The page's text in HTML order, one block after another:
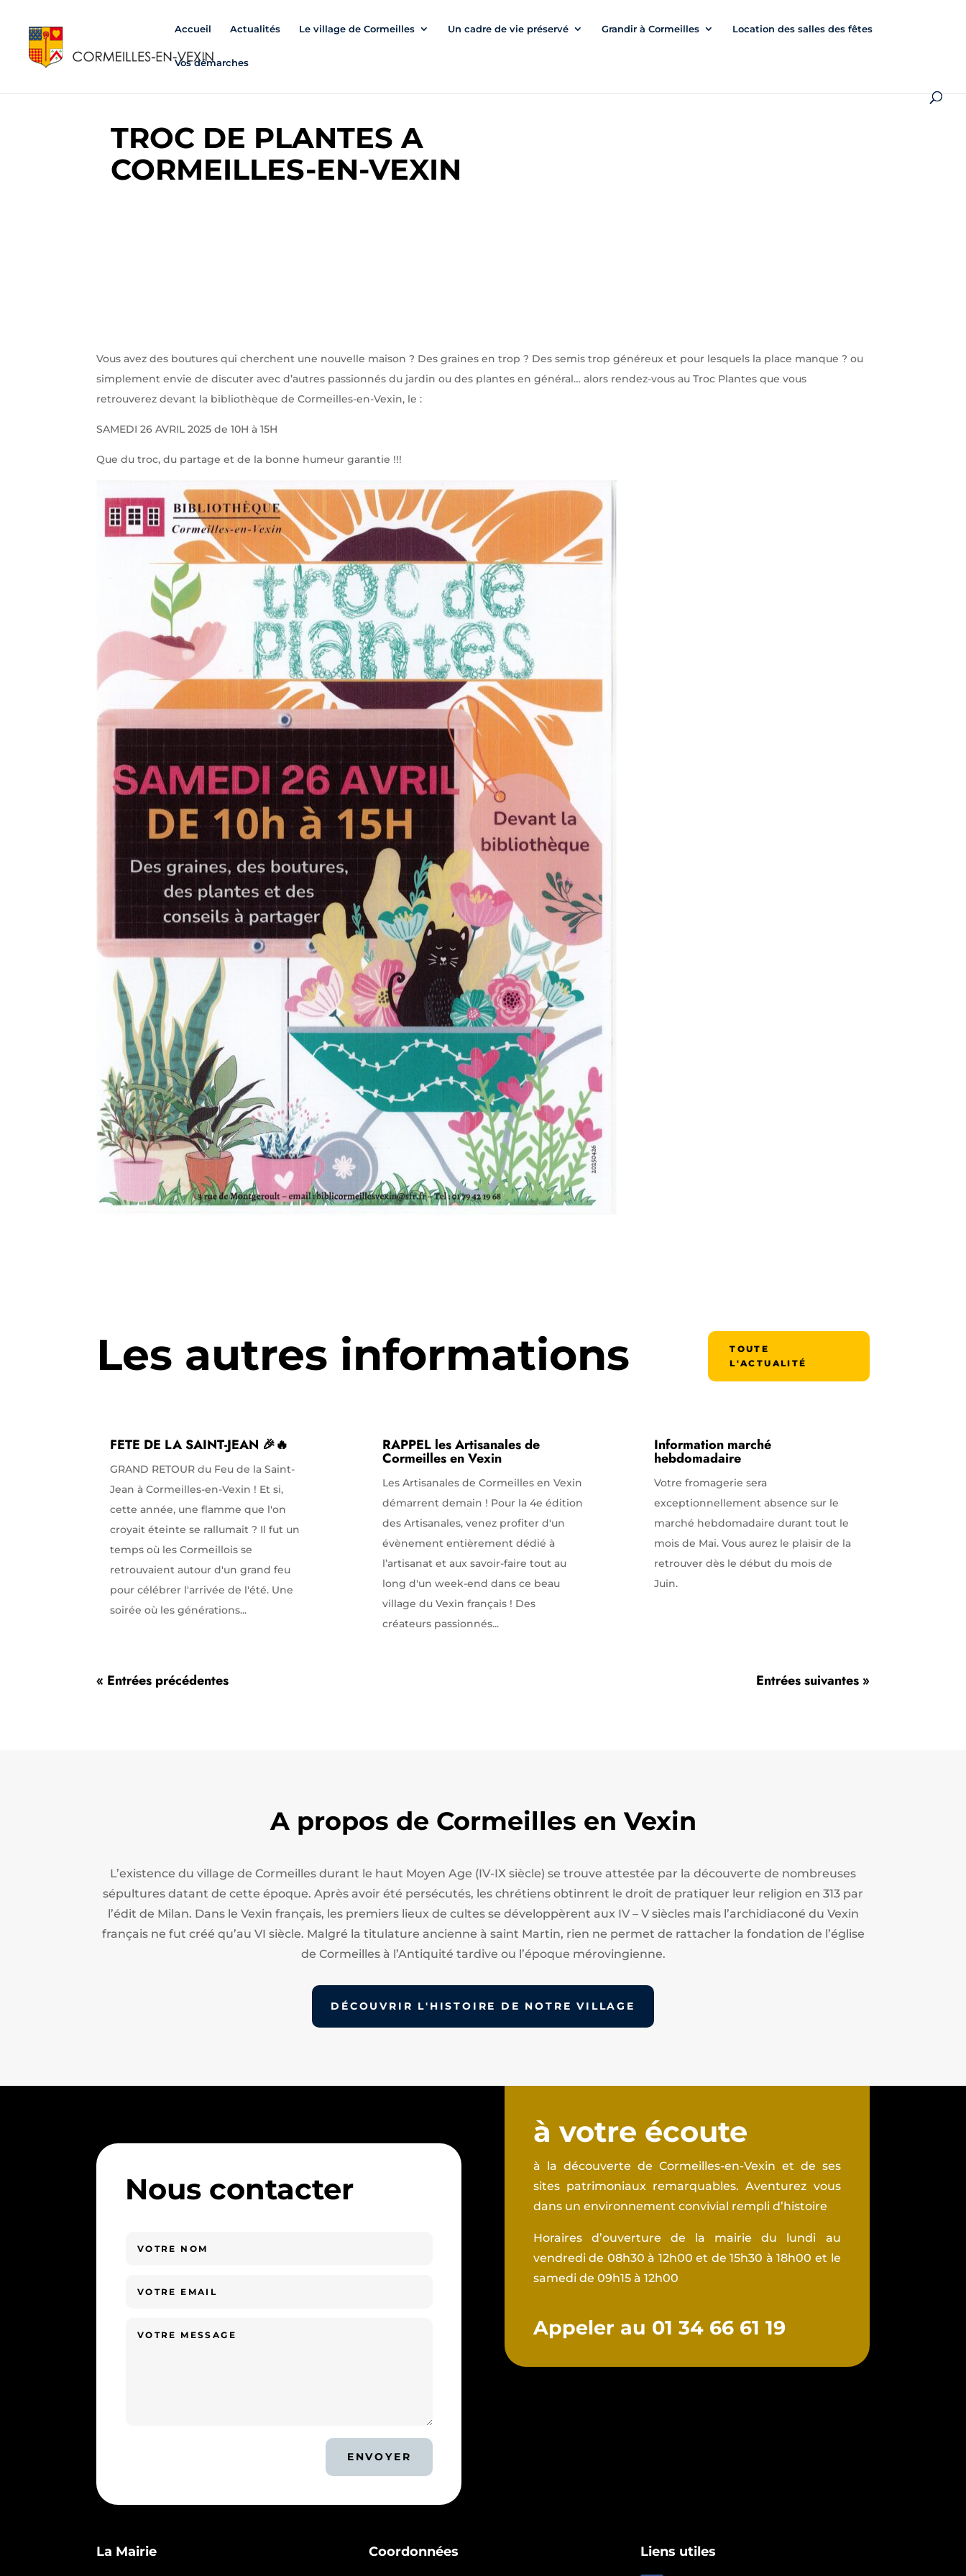
Accueil Actualités Le village de Cormeilles Un cadre de vie préservé Grandir à Cormeilles Location des salles des fêtes
Vos démarches
TROC DE PLANTES A
CORMEILLES-EN-VEXIN
Vous avez des boutures qui cherchent une nouvelle maison ? Des graines en trop ? Des semis trop généreux et pour lesquels la place manque ? ou
simplement envie de discuter avec d’autres passionnés du jardin ou des plantes en général… alors rendez-vous au Troc Plantes que vous
retrouverez devant la bibliothèque de Cormeilles-en-Vexin, le :
SAMEDI 26 AVRIL 2025 de 10H à 15H
Que du troc, du partage et de la bonne humeur garantie !!!
Les autres informations
TOUTE
L'ACTUALITÉ
FETE DE LA SAINT-JEAN 🎉🔥
GRAND RETOUR du Feu de la Saint-
Jean à Cormeilles-en-Vexin ! Et si,
cette année, une flamme que l'on
croyait éteinte se rallumait ? Il fut un
temps où les Cormeillois se
retrouvaient autour d'un grand feu
pour célébrer l'arrivée de l'été. Une
soirée où les générations...
RAPPEL les Artisanales de
Cormeilles en Vexin
Les Artisanales de Cormeilles en Vexin
démarrent demain ! Pour la 4e édition
des Artisanales, venez profiter d'un
évènement entièrement dédié à
l’artisanat et aux savoir-faire tout au
long d'un week-end dans ce beau
village du Vexin français ! Des
créateurs passionnés...
Information marché
hebdomadaire
Votre fromagerie sera
exceptionnellement absence sur le
marché hebdomadaire durant tout le
mois de Mai. Vous aurez le plaisir de la
retrouver dès le début du mois de
Juin.
« Entrées précédentes Entrées suivantes »
A propos de Cormeilles en Vexin
L’existence du village de Cormeilles durant le haut Moyen Age (IV-IX siècle) se trouve attestée par la découverte de nombreuses
sépultures datant de cette époque. Après avoir été persécutés, les chrétiens obtinrent le droit de pratiquer leur religion en 313 par
l’édit de Milan. Dans le Vexin français, les premiers lieux de cultes se développèrent aux IV – V siècles mais l’archidiaconé du Vexin
français ne fut créé qu’au VI siècle. Malgré la titulature ancienne à saint Martin, rien ne permet de rattacher la fondation de l’église
de Cormeilles à l’Antiquité tardive ou l’époque mérovingienne.
DÉCOUVRIR L'HISTOIRE DE NOTRE VILLAGE
Nous contacter
ENVOYER
à votre écoute
à la découverte de Cormeilles-en-Vexin et de ses
sites patrimoniaux remarquables. Aventurez vous
dans un environnement convivial rempli d’histoire
Horaires d’ouverture de la mairie du lundi au
vendredi de 08h30 à 12h00 et de 15h30 à 18h00 et le
samedi de 09h15 à 12h00
Appeler au 01 34 66 61 19
La Mairie Coordonnées Liens utiles